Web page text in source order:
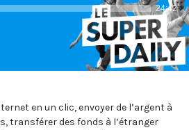
24:42
en un clic, envoyer de l’argent à
transférer des fonds à l’étranger